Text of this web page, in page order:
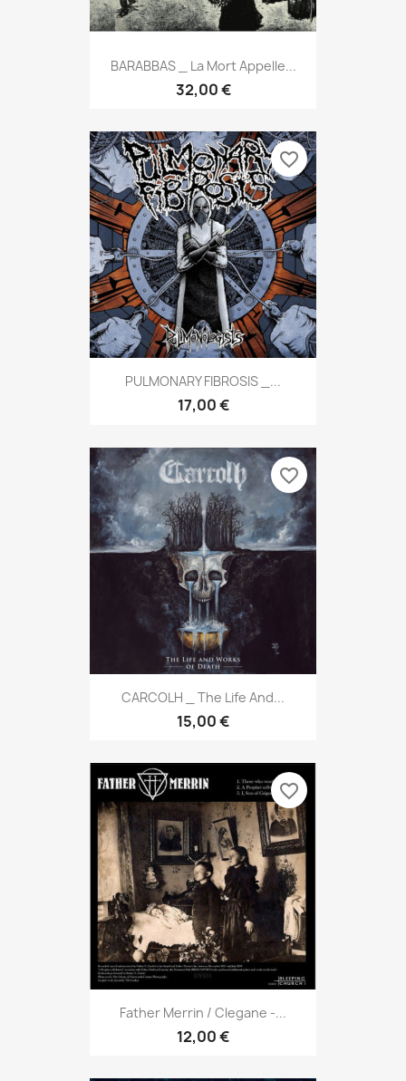
BARABBAS _ La Mort Appelle...
32,00 €
PULMONARY FIBROSIS _...
17,00 €
favorite_border
CARCOLH _ The Life And...
15,00 €
favorite_border
Father Merrin / Clegane -...
12,00 €
favorite_border